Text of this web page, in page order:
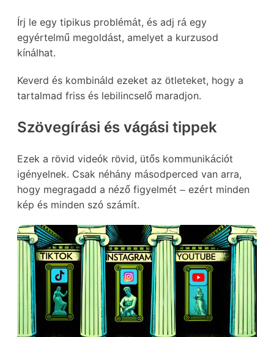
Írj le egy tipikus problémát, és adj rá egy
egyértelmű megoldást, amelyet a kurzusod
kínálhat.
Keverd és kombináld ezeket az ötleteket, hogy a
tartalmad friss és lebilincselő maradjon.
Szövegírási és vágási tippek
Ezek a rövid videók rövid, ütős kommunikációt
igényelnek. Csak néhány másodperced van arra,
hogy megragadd a néző figyelmét – ezért minden
kép és minden szó számít.